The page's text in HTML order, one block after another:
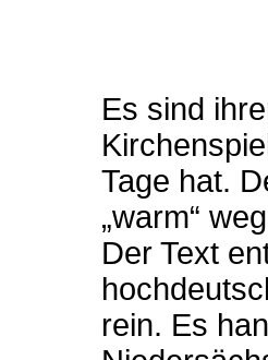
Es sind
Tage hat.
„warm“
Der Text
rein. Es